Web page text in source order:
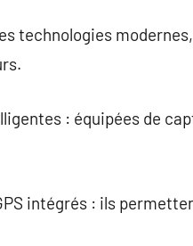
technologies
: équipées de
intégrés : ils